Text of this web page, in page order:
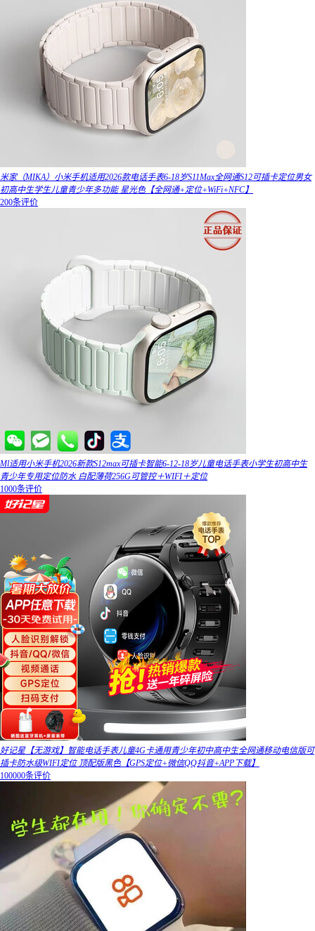
米家（MIKA）小米手机适用2026款电话手表6-18岁S11Max全网通S12可插卡定位男女
初高中生学生儿童青少年多功能 星光色【全网通+定位+WiFi+NFC】
200条评价
Ml适用小米手机2026新款S12max可插卡智能6-12-18岁儿童电话手表小学生初高中生
青少年专用定位防水 白配薄荷256G可管控＋WIFI＋定位
1000条评价
好记星【无游戏】智能电话手表儿童4G卡通用青少年初中高中生全网通移动电信版可
插卡防水级WIFI定位 顶配版黑色【GPS定位+微信QQ抖音+APP下载】
100000条评价